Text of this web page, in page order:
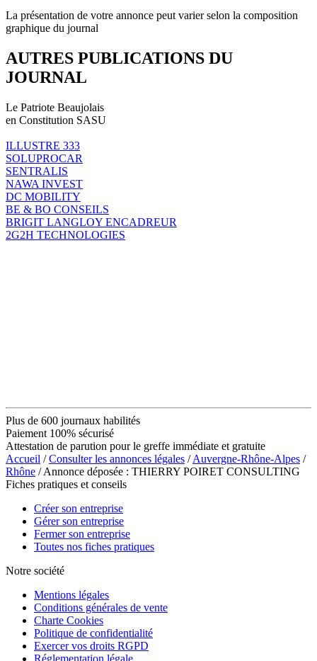
La présentation de votre annonce peut varier selon la composition
graphique du journal
AUTRES PUBLICATIONS DU
JOURNAL
Le Patriote Beaujolais
en Constitution SASU
ILLUSTRE 333
SOLUPROCAR
SENTRALIS
NAWA INVEST
DC MOBILITY
BE & BO CONSEILS
BRIGIT LANGLOY ENCADREUR
2G2H TECHNOLOGIES
Plus de 600 journaux habilités
Paiement 100% sécurisé
Attestation de parution pour le greffe immédiate et gratuite
Accueil /Consulter les annonces légales /Auvergne-Rhône-Alpes /
Rhône / Annonce déposée : THIERRY POIRET CONSULTING
Fiches pratiques et conseils
Créer son entreprise
Gérer son entreprise
Fermer son entreprise
Toutes nos fiches pratiques
Notre société
Mentions légales
Conditions générales de vente
Charte Cookies
Politique de confidentialité
Exercer vos droits RGPD
Réglementation légale